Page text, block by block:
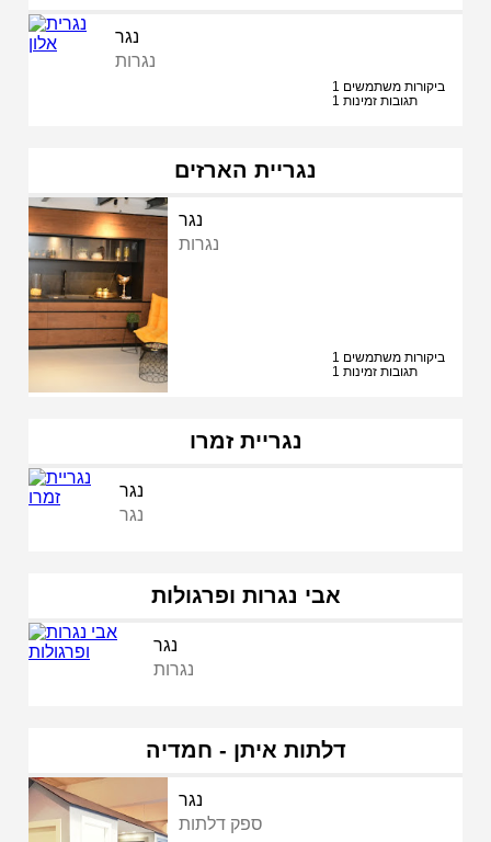
נגר
נגרות
1 ביקורות משתמשים
1 תגובות זמינות
נגריית הארזים
נגר
נגרות
1 ביקורות משתמשים
1 תגובות זמינות
נגריית זמרו
נגר
נגר
אבי נגרות ופרגולות
נגר
נגרות
דלתות איתן - חמדיה
נגר
ספק דלתות